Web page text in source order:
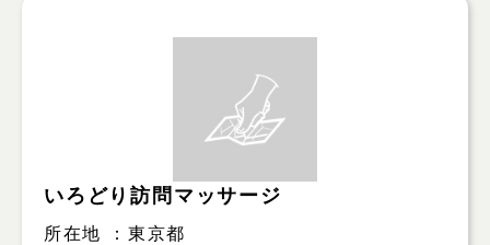
いろどり訪問マッサージ
所在地 ： 東京都